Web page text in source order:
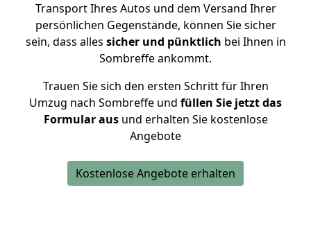
Transport Ihres Autos und dem Versand Ihrer
persönlichen Gegenstände, können Sie sicher
sein, dass alles sicher und pünktlich bei Ihnen in
Sombreffe ankommt.
Trauen Sie sich den ersten Schritt für Ihren
Umzug nach Sombreffe und füllen Sie jetzt das
Formular ausund erhalten Sie kostenlose
Angebote
Kostenlose Angebote erhalten